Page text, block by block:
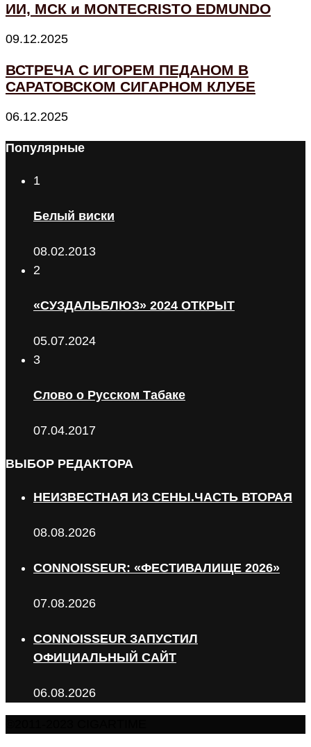
ИИ, МСК и MONTECRISTO EDMUNDO
09.12.2025
ВСТРЕЧА С ИГОРЕМ ПЕДАНОМ В
САРАТОВСКОМ СИГАРНОМ КЛУБЕ
06.12.2025
Популярные
1
Белый виски
08.02.2013
2
«СУЗДАЛЬБЛЮЗ» 2024 ОТКРЫТ
05.07.2024
3
Слово о Русском Табаке
07.04.2017
ВЫБОР РЕДАКТОРА
НЕИЗВЕСТНАЯ ИЗ СЕНЫ.ЧАСТЬ ВТОРАЯ
08.08.2026
CONNOISSEUR: «ФЕСТИВАЛИЩЕ 2026»
07.08.2026
CONNOISSEUR ЗАПУСТИЛ
ОФИЦИАЛЬНЫЙ САЙТ
06.08.2026